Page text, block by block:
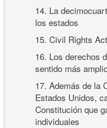
14. La
los estados
15. Civil Rights Act
16. Los derechos
sentido más
17. Además de la
Estados Unidos,
Constitución que
individuales